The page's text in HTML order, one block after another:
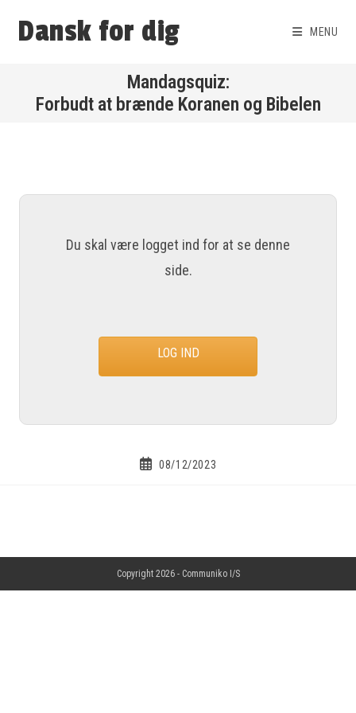
Dansk for dig MENU
Forbudt at brænde Koranen og Bibelen
Du skal være logget ind for at se denne
side.
LOG IND
08/12/2023
Copyright 2026 - Communiko I/S